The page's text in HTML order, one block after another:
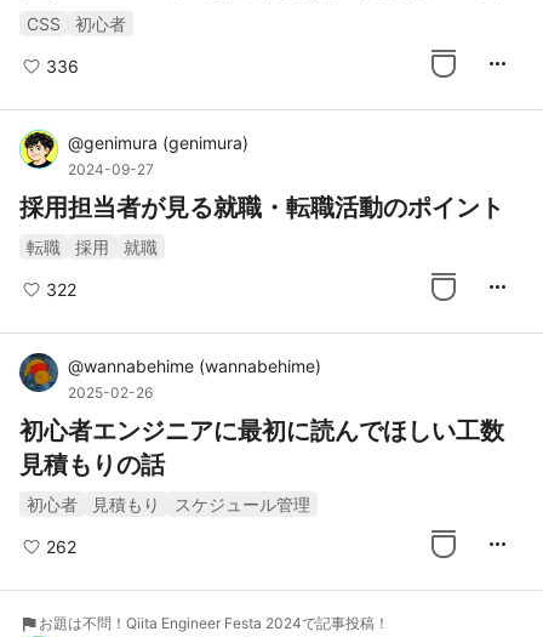
CSS 初心者
336 more_horiz
@genimura (genimura)
2024-09-27
採用担当者が見る就職・転職活動のポイント
転職 採用 就職
322 more_horiz
@wannabehime (wannabehime)
2025-02-26
初心者エンジニアに最初に読んでほしい工数
見積もりの話
初心者 見積もり スケジュール管理
262 more_horiz
flag お題は不問！Qiita Engineer Festa 2024で記事投稿！